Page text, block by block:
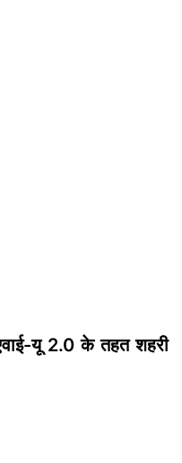
यू 2.0 के तहत शहरी